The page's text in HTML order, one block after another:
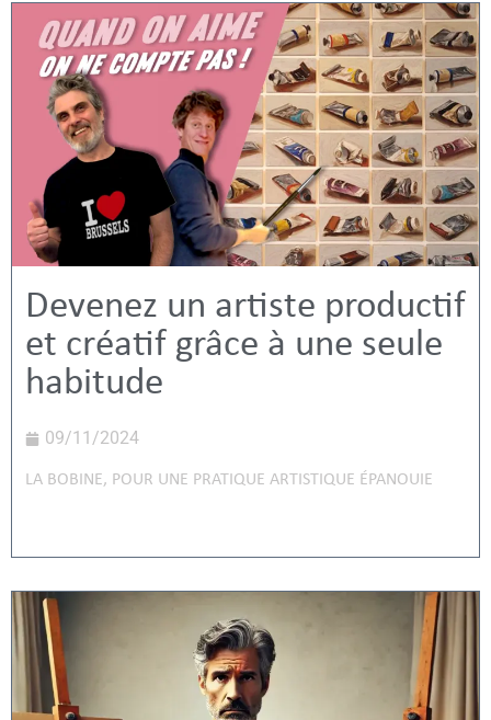
Devenez un artiste productif
et créatif grâce à une seule
habitude
09/11/2024
LA BOBINE, POUR UNE PRATIQUE ARTISTIQUE ÉPANOUIE